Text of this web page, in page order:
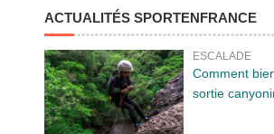
ACTUALITÉS SPORTENFRANCE
ESCALADE
Comment
sortie